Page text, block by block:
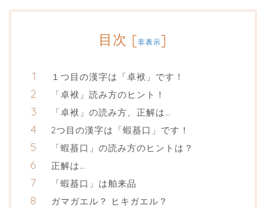
目次 [非表示]
１つ目の漢字は「卓袱」です！
「卓袱」読み方のヒント！
「卓袱」の読み方、正解は…
2つ目の漢字は「蝦蟇口」です！
「蝦蟇口」の読み方のヒントは？
正解は…
「蝦蟇口」は舶来品
ガマガエル？ ヒキガエル？